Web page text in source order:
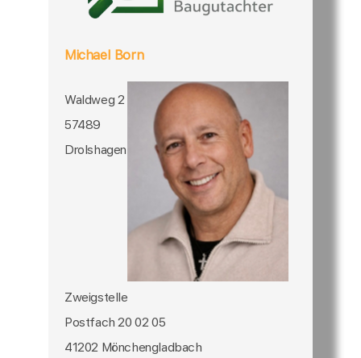
Michael Born
Waldweg 2
57489
Drolshagen
Zweigstelle
Postfach 20 02 05
41202 Mönchengladbach